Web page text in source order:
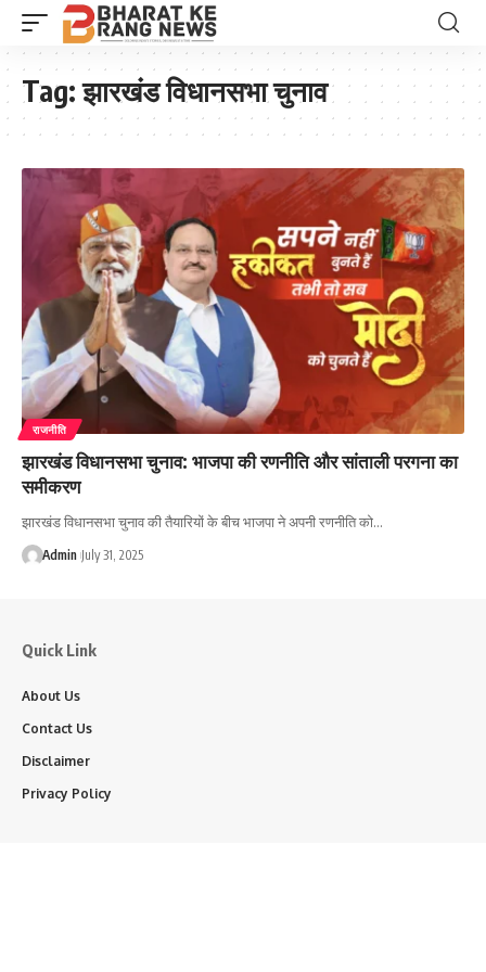
Tag:झारखंड विधानसभा चुनाव
राजनीति
झारखंड विधानसभा चुनाव: भाजपा की रणनीति और सांताली परगना का
समीकरण
झारखंड विधानसभा चुनाव की तैयारियों के बीच भाजपा ने अपनी रणनीति को…
Admin July 31, 2025
Quick Link
About Us
Contact Us
Disclaimer
Privacy Policy